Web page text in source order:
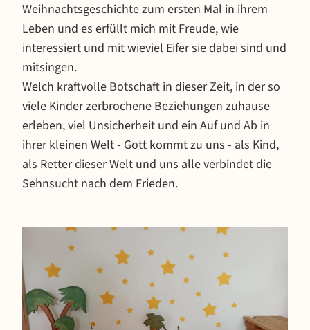
Weihnachtsgeschichte zum ersten Mal in ihrem
Leben und es erfüllt mich mit Freude, wie
interessiert und mit wieviel Eifer sie dabei sind und
mitsingen.
Welch kraftvolle Botschaft in dieser Zeit, in der so
viele Kinder zerbrochene Beziehungen zuhause
erleben, viel Unsicherheit und ein Auf und Ab in
ihrer kleinen Welt - Gott kommt zu uns - als Kind,
als Retter dieser Welt und uns alle verbindet die
Sehnsucht nach dem Frieden.